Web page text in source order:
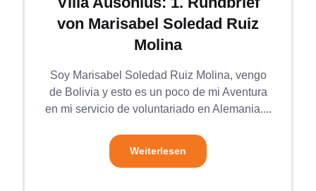
von Marisabel Soledad Ruiz
Molina
Soy Marisabel Soledad Ruiz Molina, vengo
de Bolivia y esto es un poco de mi Aventura
en mi servicio de voluntariado en Alemania....
Weiterlesen